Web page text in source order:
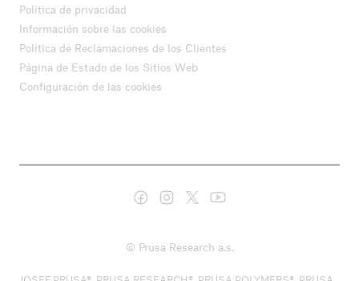
Política de privacidad
Información sobre las cookies
Política de Reclamaciones de los Clientes
Página de Estado de los Sitios Web
Configuración de las cookies
© Prusa Research a.s.